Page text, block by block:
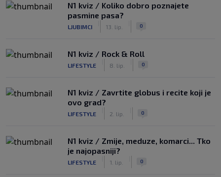
N1 kviz / Koliko dobro poznajete
pasmine pasa?
LJUBIMCI 13. lip. 0
N1 kviz / Rock & Roll
LIFESTYLE 8. lip. 0
N1 kviz / Zavrtite globus i recite koji je
ovo grad?
LIFESTYLE 2. lip. 0
N1 kviz / Zmije, meduze, komarci... Tko
je najopasniji?
LIFESTYLE 1. lip. 0